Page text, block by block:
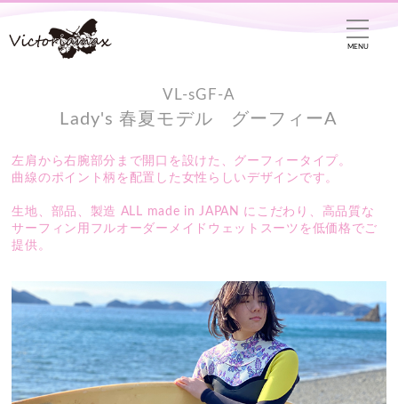
MENU
VL-sGF-A
Lady's 春夏モデル グーフィーA
左肩から右腕部分まで開口を設けた、グーフィータイプ。
曲線のポイント柄を配置した女性らしいデザインです。
生地、部品、製造 ALL made in JAPAN にこだわり、高品質な
サーフィン用フルオーダーメイドウェットスーツを低価格でご
提供。